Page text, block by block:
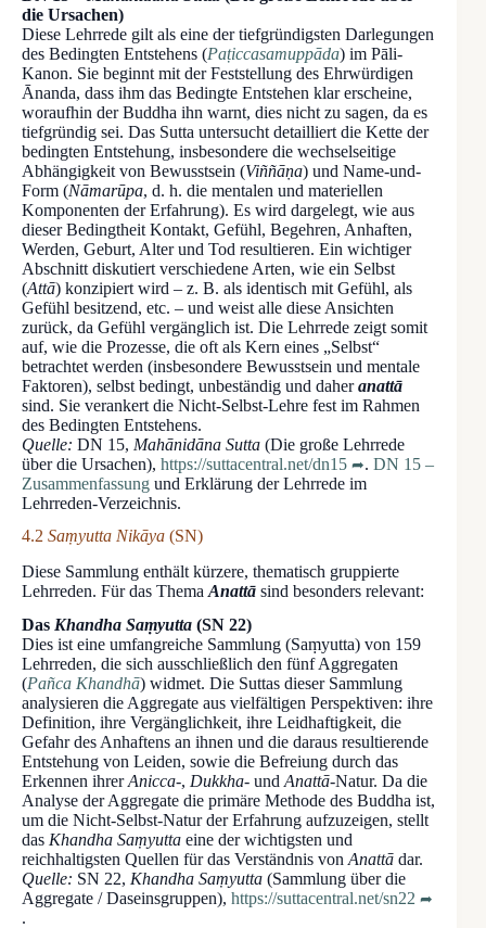
die Ursachen)
Diese Lehrrede gilt als eine der tiefgründigsten Darlegungen
des Bedingten Entstehens (Paṭiccasamuppāda) im Pāli-
Kanon. Sie beginnt mit der Feststellung des Ehrwürdigen
Ānanda, dass ihm das Bedingte Entstehen klar erscheine,
woraufhin der Buddha ihn warnt, dies nicht zu sagen, da es
tiefgründig sei. Das Sutta untersucht detailliert die Kette der
bedingten Entstehung, insbesondere die wechselseitige
Abhängigkeit von Bewusstsein (Viññāṇa) und Name-und-
Form (Nāmarūpa, d. h. die mentalen und materiellen
Komponenten der Erfahrung). Es wird dargelegt, wie aus
dieser Bedingtheit Kontakt, Gefühl, Begehren, Anhaften,
Werden, Geburt, Alter und Tod resultieren. Ein wichtiger
Abschnitt diskutiert verschiedene Arten, wie ein Selbst
(Attā) konzipiert wird – z. B. als identisch mit Gefühl, als
Gefühl besitzend, etc. – und weist alle diese Ansichten
zurück, da Gefühl vergänglich ist. Die Lehrrede zeigt somit
auf, wie die Prozesse, die oft als Kern eines „Selbst“
betrachtet werden (insbesondere Bewusstsein und mentale
Faktoren), selbst bedingt, unbeständig und daheranattā
sind. Sie verankert die Nicht-Selbst-Lehre fest im Rahmen
des Bedingten Entstehens.
Quelle: DN 15, Mahānidāna Sutta (Die große Lehrrede
über die Ursachen), https://suttacentral.net/dn15 . DN 15 –
Zusammenfassung und Erklärung der Lehrrede im
Lehrreden-Verzeichnis.
4.2 Saṃyutta Nikāya (SN)
Diese Sammlung enthält kürzere, thematisch gruppierte
Lehrreden. Für das Thema Anattā sind besonders relevant:
Das Khandha Saṃyutta (SN 22)
Dies ist eine umfangreiche Sammlung (Saṃyutta) von 159
Lehrreden, die sich ausschließlich den fünf Aggregaten
(Pañca Khandhā) widmet. Die Suttas dieser Sammlung
analysieren die Aggregate aus vielfältigen Perspektiven: ihre
Definition, ihre Vergänglichkeit, ihre Leidhaftigkeit, die
Gefahr des Anhaftens an ihnen und die daraus resultierende
Entstehung von Leiden, sowie die Befreiung durch das
Erkennen ihrerAnicca-, Dukkha- und Anattā-Natur. Da die
Analyse der Aggregate die primäre Methode des Buddha ist,
um die Nicht-Selbst-Natur der Erfahrung aufzuzeigen, stellt
das Khandha Saṃyutta eine der wichtigsten und
reichhaltigsten Quellen für das Verständnis von Anattā dar.
Quelle: SN 22, Khandha Saṃyutta (Sammlung über die
Aggregate / Daseinsgruppen), https://suttacentral.net/sn22
.